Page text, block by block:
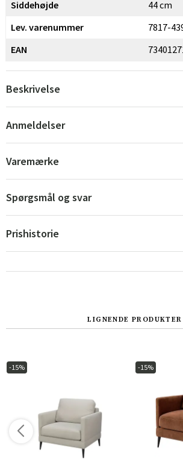
Sverige
Siddehøjde
44 cm
Lev. varenummer
7817-
EAN
Beskrivelse
Anmeldelser
Varemærke
Spørgsmål og svar
Prishistorie
LIGNENDE PRODUKTER
-15% -15%